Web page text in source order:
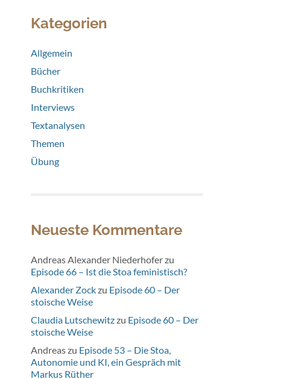
Kategorien
Allgemein
Bücher
Buchkritiken
Interviews
Textanalysen
Themen
Übung
Neueste Kommentare
Andreas Alexander Niederhoferzu
Episode 66 – Ist die Stoa feministisch?
Alexander Zockzu Episode 60 – Der
stoische Weise
Claudia Lutschewitzzu Episode 60 – Der
stoische Weise
Andreaszu Episode 53 – Die Stoa,
Autonomie und KI, ein Gespräch mit
Markus Rüther